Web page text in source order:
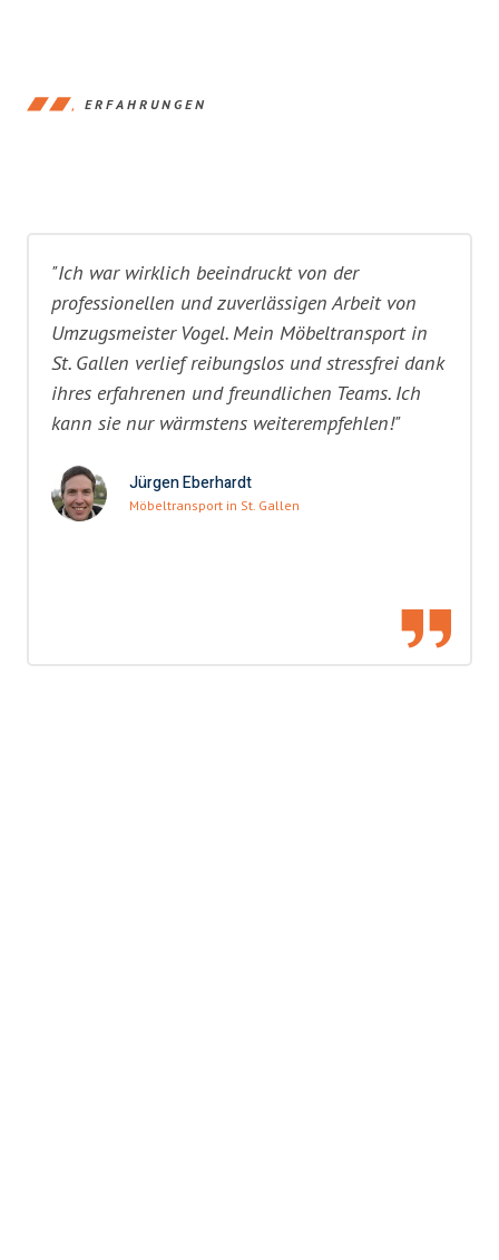
ERFAHRUNGEN
"Ich war wirklich beeindruckt von der
professionellen und zuverlässigen Arbeit von
Umzugsmeister Vogel. Mein Möbeltransport in
St. Gallen verlief reibungslos und stressfrei dank
ihres erfahrenen und freundlichen Teams. Ich
kann sie nur wärmstens weiterempfehlen!"
Jürgen Eberhardt
Möbeltransport in St. Gallen